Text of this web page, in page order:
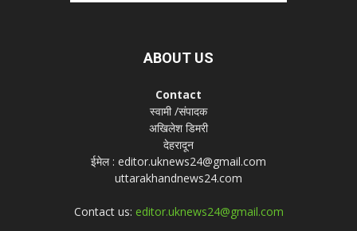
ABOUT US
Contact
स्वामी /संपादक
अखिलेश डिमरी
देहरादून
ईमेल : editor.uknews24@gmail.com
uttarakhandnews24.com
Contact us: editor.uknews24@gmail.com